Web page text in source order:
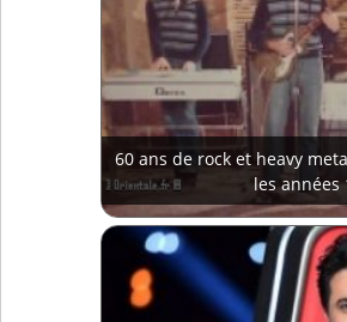
60 ans de rock et heavy
les années